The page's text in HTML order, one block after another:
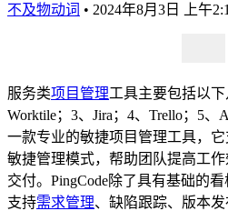
不及物动词 • 2024年8月3日 上午
服务类项目管理工具主要包括以下
Worktile；3、Jira；4、Trello；5、
一款专业的敏捷项目管理工具，它
敏捷管理模式，帮助团队提高工
交付。PingCode除了具有基础的
支持需求管理、缺陷跟踪、版本发